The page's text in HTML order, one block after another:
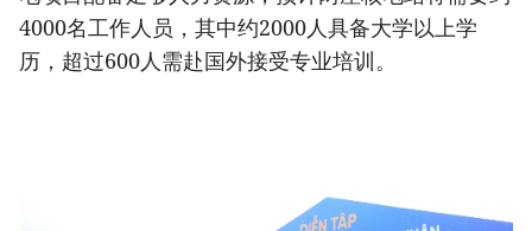
4000名工作人员，其中约2000人具备大学以上学
历，超过600人需赴国外接受专业培训。